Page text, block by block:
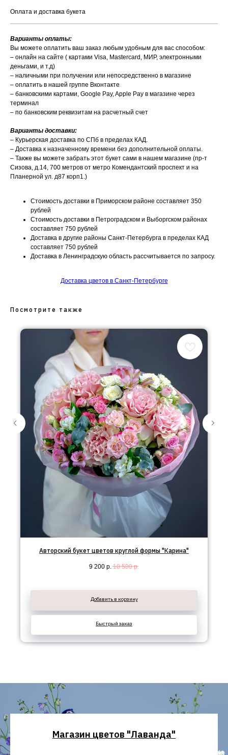
Оплата и доставка букета
Варианты оплаты:
Вы можете оплатить ваш заказ любым удобным для вас способом:
– онлайн на сайте ( картами Visa, Mastercard, МИР, электронными
деньгами, и т.д)
– наличными при получении или непосредственно в магазине
– оплатить в нашей группе Вконтакте
– банковскими картами, Google Pay, Apple Pay в магазине через
терминал
– по банковским реквизитам на расчетный счет
Варианты доставки:
– Курьерская доставка по СПб в пределах КАД.
– Доставка к назначенному времени без дополнительной оплаты.
– Также вы можете забрать этот букет сами в нашем магазине (пр-т
Сизова, д.14, 700 метров от метро Комендантский проспект и на
Планерной ул. д87 корп1.)
Стоимость доставки в Приморском районе составляет 350
рублей
Стоимость доставки в Петроградском и Выборгском районах
составляет 750 рублей
Доставка в другие районы Санкт-Петербурга в пределах КАД
составляет 750 рублей
Доставка в Ленинградскую область рассчитывается по запросу.
Доставка цветов в Санкт-Петербурге
Посмотрите также
Авторский букет цветов круглой формы "Карина"
9 200 р. 10 500 р.
Добавить в корзину
Быстрый заказ
Магазин цветов "Лаванда"